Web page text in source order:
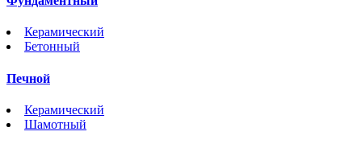
Керамический
Бетонный
Печной
Керамический
Шамотный